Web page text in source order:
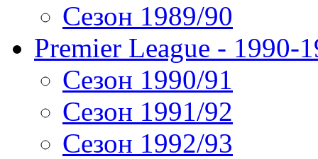
Сезон 1989/90
Premier League - 1990-
Сезон 1990/91
Сезон 1991/92
Сезон 1992/93